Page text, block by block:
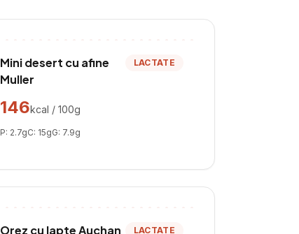
Mini desert cu afine
Muller
LACTATE
146kcal / 100g
P: 2.7gC: 15gG: 7.9g
Orez cu lapte Auchan LACTATE